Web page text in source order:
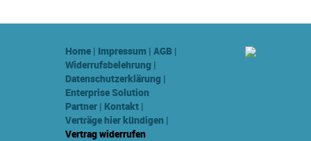
Home | Impressum | AGB |
Widerrufsbelehrung |
Datenschutzerklärung |
Enterprise Solution
Partner | Kontakt |
Verträge hier kündigen |
Vertrag widerrufen